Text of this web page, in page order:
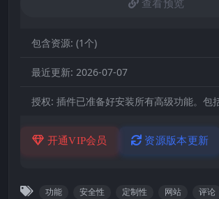
查看预览
包含资源: (1个)
最近更新: 2026-07-07
授权: 插件已准备好安装所有高级功能。包
开通VIP会员 资源版本更新
功能 安全性 定制性 网站 评论